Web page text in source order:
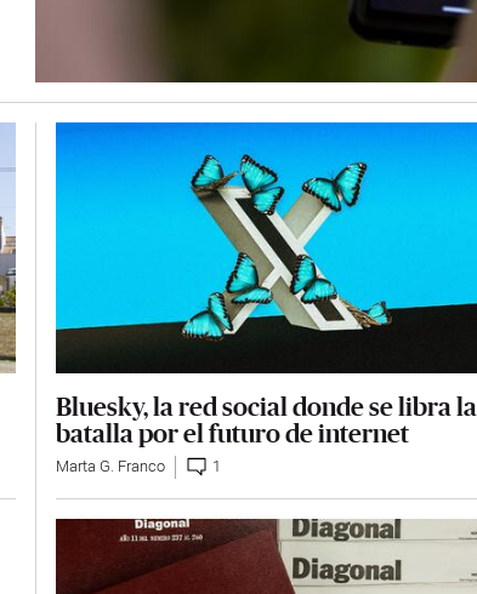
Bluesky, la red social donde se libra la
batalla por el futuro de internet
Marta G. Franco 1